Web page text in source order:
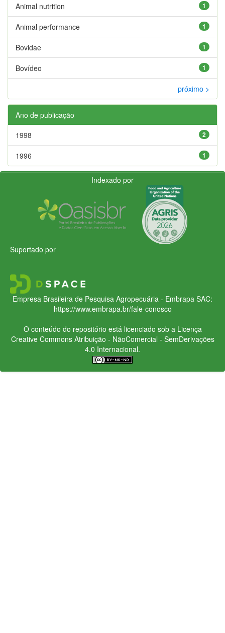
1
Animal nutrition
1
Animal performance
1
Bovidae
1
Bovídeo
próximo >
Ano de publicação
2
1998
1
1996
Indexado por
Suportado por
Empresa Brasileira de Pesquisa Agropecuária - Embrapa SAC:
https://www.embrapa.br/fale-conosco
O conteúdo do repositório está licenciado sob a Licença
Creative CommonsAtribuição - NãoComercial - SemDerivações
4.0 Internacional.